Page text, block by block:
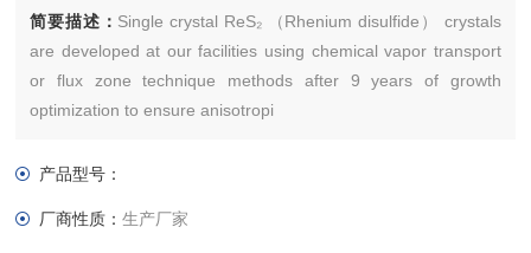
简要描述： Single crystal ReS₂ （Rhenium disulfide） crystals
are developed at our facilities using chemical vapor transport
or flux zone technique methods after 9 years of growth
optimization to ensure anisotropi
产品型号：
厂商性质：生产厂家